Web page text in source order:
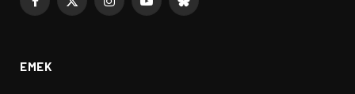
Facebook
X
InstagramYouTubeBluesky
EMEK